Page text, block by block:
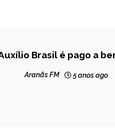
BRASIL
NOTÍCIAS
Brasil é pago a
Aranãs FM 5 anos ago